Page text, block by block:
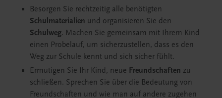
Besorgen Sie rechtzeitig alle benötigten
Schulmaterialien und organisieren Sie den
Schulweg. Machen Sie gemeinsam mit Ihrem Kind
einen Probelauf, um sicherzustellen, dass es den
Weg zur Schule kennt und sich sicher fühlt.
Ermutigen Sie Ihr Kind, neue Freundschaften zu
schließen. Sprechen Sie über die Bedeutung von
Freundschaften und wie man auf andere zugehen